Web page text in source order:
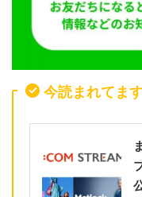
今読まれてま